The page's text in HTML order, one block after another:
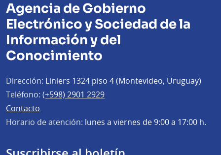
Agencia de Gobierno
Electrónico y Sociedad de la
Información y del
Conocimiento
Dirección: Liniers 1324 piso 4 (Montevideo, Uruguay)
Teléfono: (+598) 2901 2929
Contacto
Horario de atención: lunes a viernes de 9:00 a 17:00 h.